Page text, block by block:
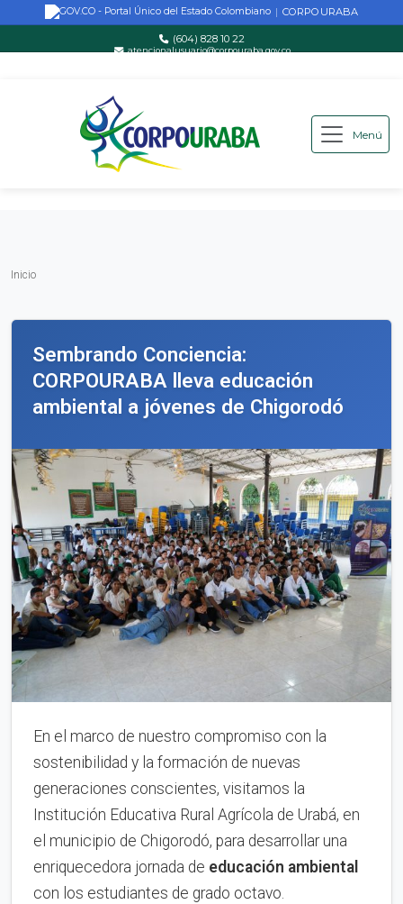
Saltar al contenido principal
| CORPOURABA
(604) 828 10 22
atencionalusuario@corpouraba.gov.co
Menú
Inicio
Sembrando Conciencia:
CORPOURABA lleva educación
ambiental a jóvenes de Chigorodó
En el marco de nuestro compromiso con la
sostenibilidad y la formación de nuevas
generaciones conscientes, visitamos la
Institución Educativa Rural Agrícola de Urabá, en
el municipio de Chigorodó, para desarrollar una
enriquecedora jornada de educación ambiental
con los estudiantes de grado octavo.